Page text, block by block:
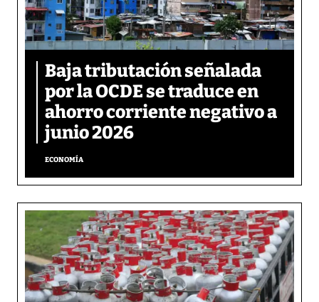
Baja tributación señalada
por la OCDE se traduce en
ahorro corriente negativo a
junio 2026
ECONOMÍA